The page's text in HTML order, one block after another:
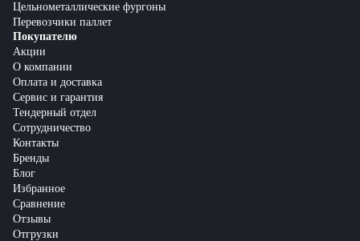
Цельнометаллические фургоны
Перевозчики паллет
Покупателю
Акции
О компании
Оплата и доставка
Сервис и гарантия
Тендерный отдел
Сотрудничество
Контакты
Бренды
Блог
Избранное
Сравнение
Отзывы
Отгрузки